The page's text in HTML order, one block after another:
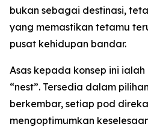
bukan sebagai destinasi,
yang memastikan tetamu
pusat kehidupan bandar.
Asas kepada konsep ini
“nest”. Tersedia dalam
berkembar, setiap pod
mengoptimumkan